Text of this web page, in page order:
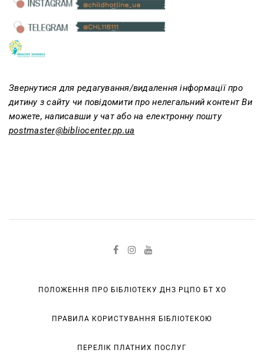
Звернутися для редагування/видалення інформації про
дитину з сайту чи повідомити про нелегальний контент Ви
можете, написавши у чат або на електронну пошту
postmaster@bibliocenter.pp.ua
ПОЛОЖЕННЯ ПРО БІБЛІОТЕКУ ДНЗ РЦПО БТ ХО
ПРАВИЛА КОРИСТУВАННЯ БІБЛІОТЕКОЮ
ПЕРЕЛІК ПЛАТНИХ ПОСЛУГ